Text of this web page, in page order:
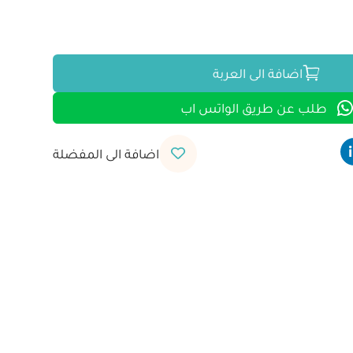
اضافة الى العربة
طلب عن طريق الواتس اب
اضافة الى المفضلة